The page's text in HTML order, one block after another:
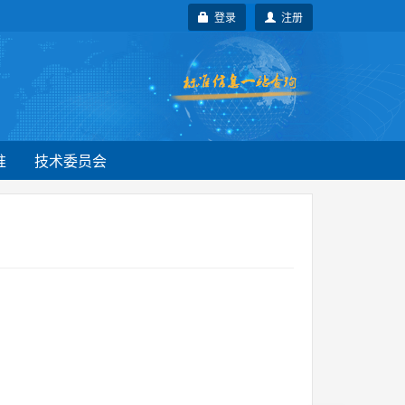
注册
登录
技术委员会